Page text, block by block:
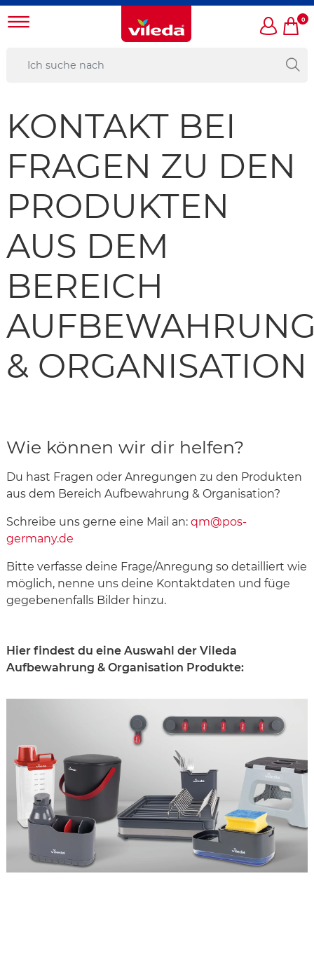
0
KONTAKT BEI
FRAGEN ZU DEN
PRODUKTEN
AUS DEM
BEREICH
& ORGANISATION
Wie können wir dir helfen?
Du hast Fragen oder Anregungen zu den Produkten
aus dem Bereich Aufbewahrung & Organisation?
Schreibe uns gerne eine Mail an: qm@pos-
germany.de
Bitte verfasse deine Frage/Anregung so detailliert wie
möglich, nenne uns deine Kontaktdaten und füge
gegebenenfalls Bilder hinzu.
Hier findest du eine Auswahl der Vileda
Aufbewahrung & Organisation Produkte: